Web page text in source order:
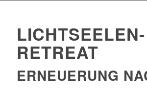
LICHTSEELEN-
RETREAT
ERNEUERUNG